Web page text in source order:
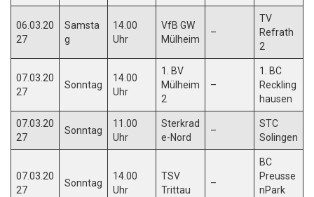
06.03.20
27
Samsta
g
14.00
Uhr
VfB GW
Mülheim
–
TV
Refrath
2
07.03.20
27
Sonntag
14.00
Uhr
1. BV
Mülheim
2
–
1. BC
Reckling
hausen
07.03.20
27
Sonntag
11.00
Uhr
Sterkrad
e-Nord
–
STC
Solingen
07.03.20
27
Sonntag
14.00
Uhr
TSV
Trittau
–
BC
Preusse
nPark